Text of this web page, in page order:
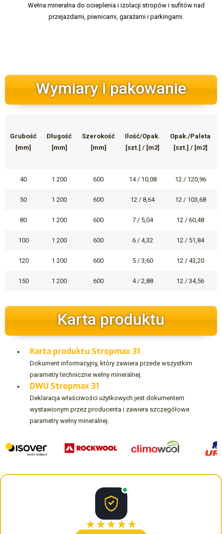
Wełna mineralna do ocieplenia i izolacji stropów i sufitów nad
przejazdami, piwnicami, garażami i parkingami.
Wymiary i pakowanie
Grubość
[mm]
Długość
[mm]
Szerokość
[mm]
Ilość/Opak.
[szt.] / [m2]
Opak./Paleta
[szt.] / [m2]
40 1 200 600 14 / 10,08 12 / 120,96
50 1 200 600 12 / 8,64 12 / 103,68
80 1 200 600 7 / 5,04 12 / 60,48
100 1 200 600 6 / 4,32 12 / 51,84
120 1 200 600 5 / 3,60 12 / 43,20
150 1 200 600 4 / 2,88 12 / 34,56
Karta produktu
Karta produktu Stropmax 31
Dokument informacyjny, który zawiera przede wszystkim
parametry techniczne wełny mineralnej.
DWU Stropmax 31
Deklaracja właściwości użytkowych jest dokumentem
wystawionym przez producenta i zawiera szczegółowe
parametry wełny mineralnej.
★★★★★